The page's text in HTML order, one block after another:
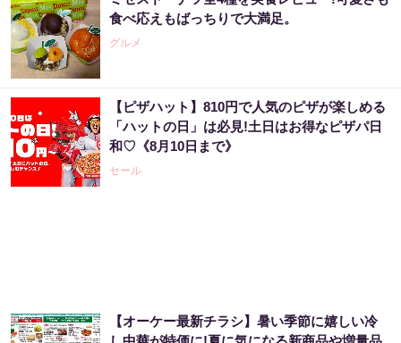
食べ応えもばっちりで大満足。
グルメ
【ピザハット】810円で人気のピザが楽しめる
「ハットの日」は必見!土日はお得なピザパ日
和♡《8月10日まで》
セール
【オーケー最新チラシ】暑い季節に嬉しい冷